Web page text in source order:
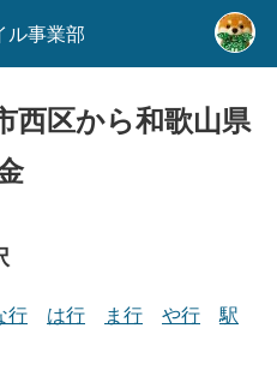
事業部
西区から和歌山県
行 は行 ま行 や行 駅